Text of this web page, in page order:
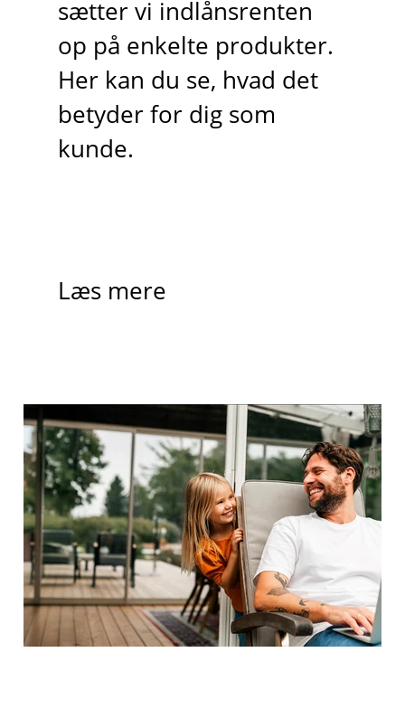
sætter vi indlånsrenten
op på enkelte produkter.
Her kan du se, hvad det
betyder for dig som
kunde.
Læs mere